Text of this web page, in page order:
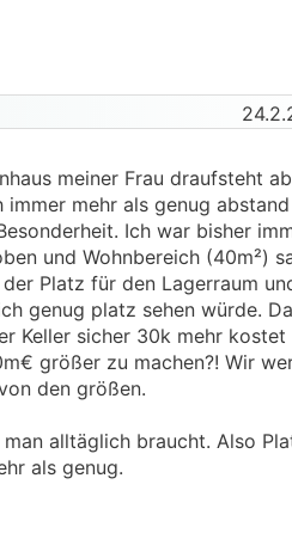
meiner Frau draufsteht
mehr als genug
Ich war bisher
und Wohnbereich (40m²)
Platz für den Lagerraum
genug platz sehen würde.
Keller sicher 30k mehr kostet
größer zu machen?! Wir
den größen.
alltäglich braucht. Also
als genug.